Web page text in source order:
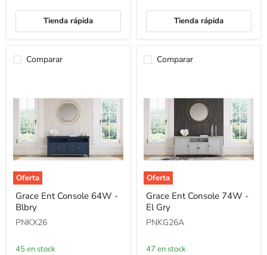
Tienda rápida Tienda rápida
Comparar
Oferta
Grace
Ent
Console
64W
Grace Ent Console 64W -
Blbry
PNKX26
45 en stock
Comparar
Oferta
Grace
Ent
Console
74W
Gry
Grace Ent Console 74W -
El Gry
PNKG26A
47 en stock